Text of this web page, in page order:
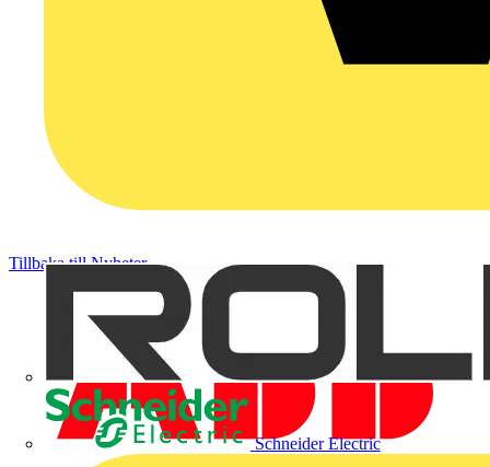
Schneider Electric
Tillbaka till Nyheter